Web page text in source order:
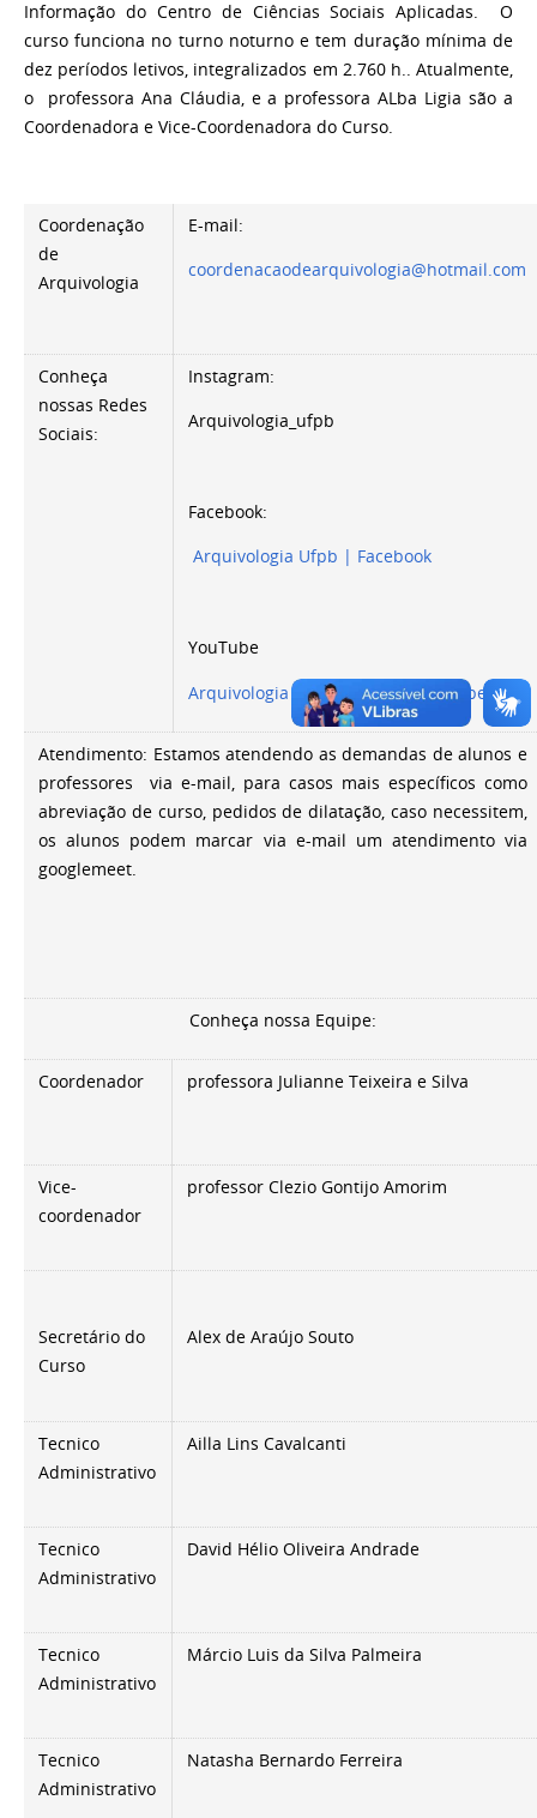
Informação do Centro de Ciências Sociais Aplicadas. O
curso funciona no turno noturno e tem duração mínima de
dez períodos letivos, integralizados em 2.760 h.. Atualmente,
o professora Ana Cláudia, e a professora ALba Ligia são a
Coordenadora e Vice-Coordenadora do Curso.
Coordenação
de
Arquivologia
E-mail:
coordenacaodearquivologia@hotmail.com
Conheça
nossas Redes
Sociais:
Instagram:
Arquivologia_ufpb
Facebook:
Arquivologia Ufpb | Facebook
YouTube
Arquivologia Remota UFPB - YouTube
Atendimento: Estamos atendendo as demandas de alunos e
professores via e-mail, para casos mais específicos como
abreviação de curso, pedidos de dilatação, caso necessitem,
os alunos podem marcar via e-mail um atendimento via
googlemeet.
Conheça nossa Equipe:
Coordenador professora Julianne Teixeira e Silva
Vice-
coordenador
professor Clezio Gontijo Amorim
Secretário do
Curso
Alex de Araújo Souto
Tecnico
Administrativo
Ailla Lins Cavalcanti
Tecnico
Administrativo
David Hélio Oliveira Andrade
Tecnico
Administrativo
Márcio Luis da Silva Palmeira
Tecnico
Administrativo
Natasha Bernardo Ferreira